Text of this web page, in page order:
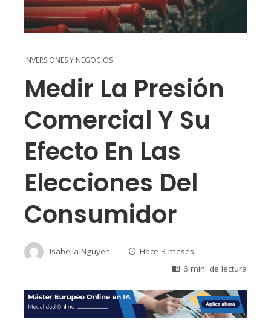
INVERSIONES Y NEGOCIOS
Medir La Presión
Comercial Y Su
Efecto En Las
Elecciones Del
Consumidor
Isabella Nguyen
Hace 3 meses
6 min. de lectura